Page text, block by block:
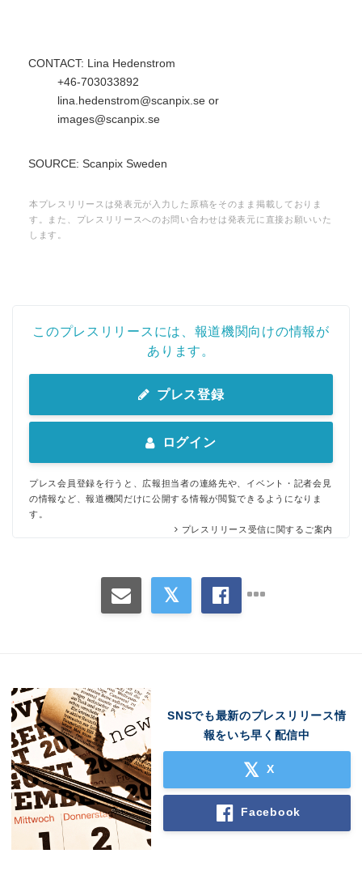
CONTACT: Lina Hedenstrom
+46-703033892
lina.hedenstrom@scanpix.se or
images@scanpix.se
SOURCE: Scanpix Sweden
本プレスリリースは発表元が入力した原稿をそのまま掲載しておりま
す。また、プレスリリースへのお問い合わせは発表元に直接お願いいた
します。
このプレスリリースには、報道機関向けの情報が
あります。
プレス登録
ログイン
プレス会員登録を行うと、広報担当者の連絡先や、イベント・記者会見
の情報など、報道機関だけに公開する情報が閲覧できるようになりま
す。
プレスリリース受信に関するご案内
SNSでも最新のプレスリリース情
報をいち早く配信中
X
Facebook